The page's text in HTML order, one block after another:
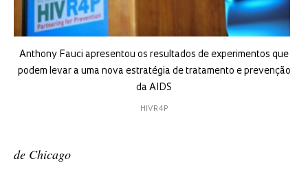
Anthony Fauci apresentou os resultados de experimentos que
podem levar a uma nova estratégia de tratamento e prevenção
da AIDS
HIVR4P
de Chicago